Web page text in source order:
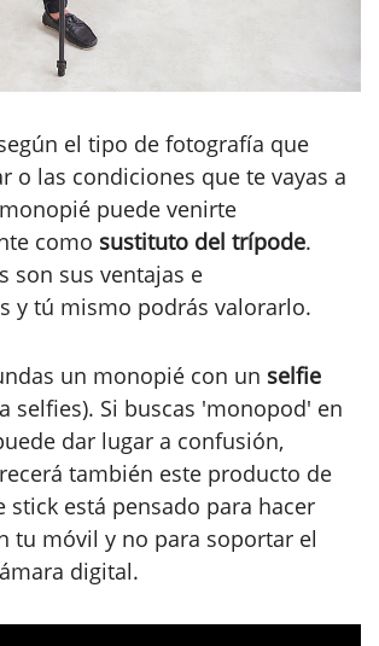
el tipo de fotografía que
o las condiciones que te vayas a
puede venirte
como sustituto del trípode.
son sus ventajas e
y tú mismo podrás valorarlo.
un monopié con un selfie
selfies). Si buscas 'monopod' en
dar lugar a confusión,
también este producto de
stick está pensado para hacer
tu móvil y no para soportar el
digital.